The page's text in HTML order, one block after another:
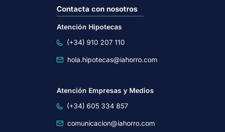
Contacta con nosotros
Atención Hipotecas
(+34) 910 207 110
hola.hipotecas@iahorro.com
Atención Empresas y Medios
(+34) 605 334 857
comunicacion@iahorro.com